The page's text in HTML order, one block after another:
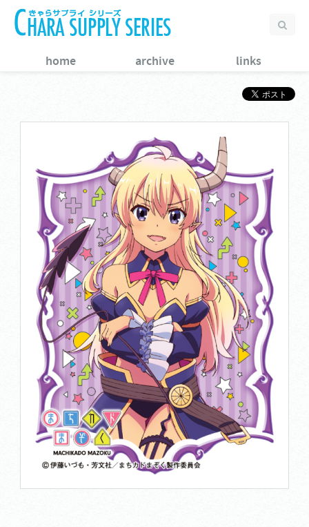
home archive links